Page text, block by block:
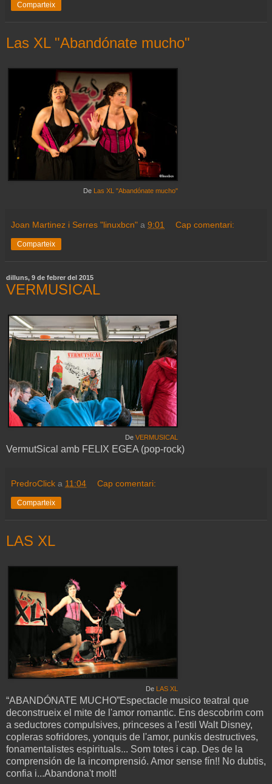
Comparteix
Las XL "Abandónate mucho"
De Las XL "Abandónate mucho"
Joan Martinez i Serres "linuxbcn" a 9:01 Cap comentari:
Comparteix
dilluns, 9 de febrer del 2015
VERMUSICAL
De VERMUSICAL
VermutSical amb FELIX EGEA (pop-rock)
PredroClick a 11:04 Cap comentari:
Comparteix
LAS XL
De LAS XL
“ABANDÓNATE MUCHO”Espectacle musico teatral que
deconstrueix el mite de l'amor romantic. Ens descobrim com
a seductores compulsives, princeses a l'estil Walt Disney,
copleras sofridores, yonquis de l'amor, punkis destructives,
fonamentalistes espirituals... Som totes i cap. Des de la
comprensión de la incomprensió. Amor sense fín!! No dubtis,
confia i...Abandona't molt!